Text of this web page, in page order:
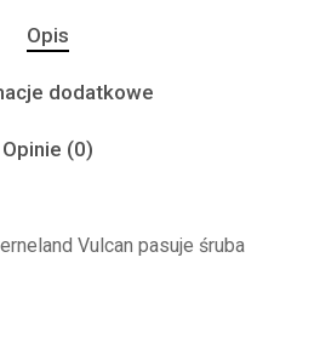
Opis
dodatkowe
Opinie (0)
Vulcan pasuje śruba